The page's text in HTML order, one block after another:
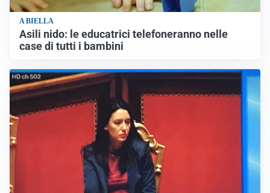
A BIELLA
Asili nido: le educatrici telefoneranno nelle
case di tutti i bambini